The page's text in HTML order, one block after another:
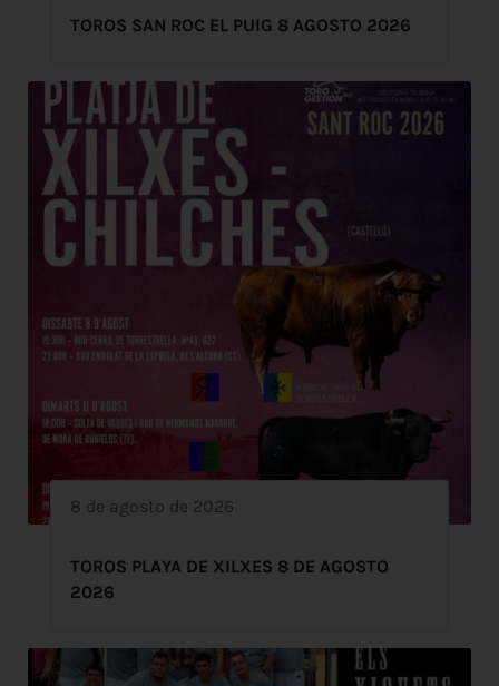
TOROS SAN ROC EL PUIG 8 AGOSTO 2026
8 de agosto de 2026
TOROS PLAYA DE XILXES 8 DE AGOSTO
2026